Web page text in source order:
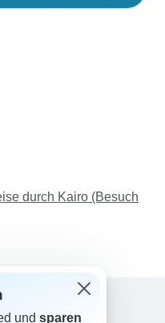
durch Kairo (Besuch
und sparen